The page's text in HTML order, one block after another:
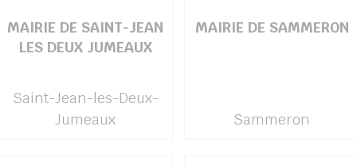
MAIRIE DE SAINT-JEAN
LES DEUX JUMEAUX
Saint-Jean-les-Deux-
Jumeaux
MAIRIE DE SAMMERON
Sammeron